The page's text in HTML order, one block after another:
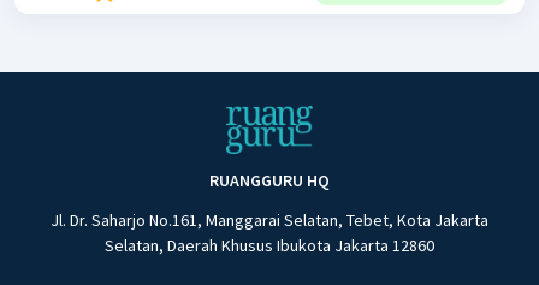
RUANGGURU HQ
Jl. Dr. Saharjo No.161, Manggarai Selatan, Tebet, Kota Jakarta
Selatan, Daerah Khusus Ibukota Jakarta 12860